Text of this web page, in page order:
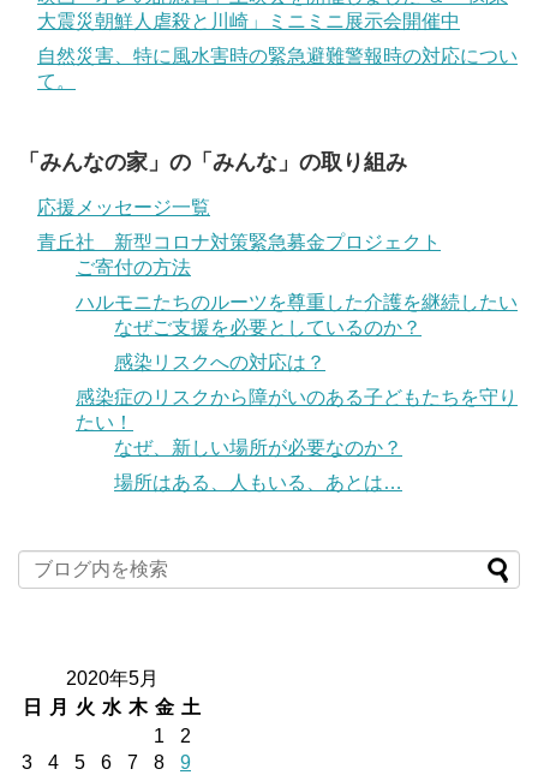
大震災朝鮮人虐殺と川崎」ミニミニ展示会開催中
自然災害、特に風水害時の緊急避難警報時の対応につい
て。
「みんなの家」の「みんな」の取り組み
応援メッセージ一覧
青丘社 新型コロナ対策緊急募金プロジェクト
ご寄付の方法
ハルモニたちのルーツを尊重した介護を継続したい
なぜご支援を必要としているのか？
感染リスクへの対応は？
感染症のリスクから障がいのある子どもたちを守り
たい！
なぜ、新しい場所が必要なのか？
場所はある、人もいる、あとは…
2020年5月
日
月 火 水 木 金 土
1
2
3
4 5 6 7 8
9